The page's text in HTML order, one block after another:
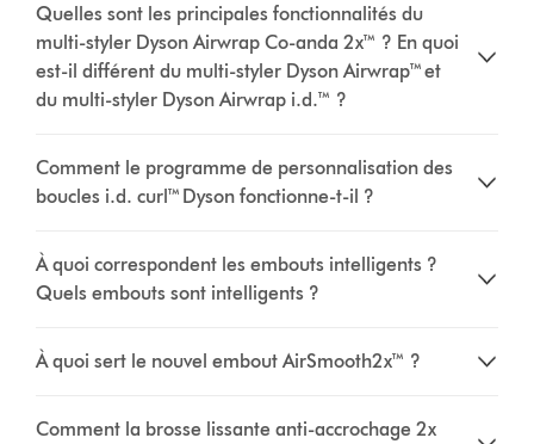
Quelles sont les principales fonctionnalités du
multi-styler Dyson Airwrap Co-anda 2x™ ? En quoi
est-il différent du multi-styler Dyson Airwrap™ et
du multi-styler Dyson Airwrap i.d.™ ?
Comment le programme de personnalisation des
boucles i.d. curl™ Dyson fonctionne-t-il ?
À quoi correspondent les embouts intelligents ?
Quels embouts sont intelligents ?
À quoi sert le nouvel embout AirSmooth2x™ ?
Comment la brosse lissante anti-accrochage 2x